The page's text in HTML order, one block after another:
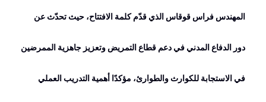
المهندس فراس قوقاس الذي قدّم كلمة الافتتاح، حيث تحدّث عن
دور الدفاع المدني في دعم قطاع التمريض وتعزيز جاهزية الممرضين
في الاستجابة للكوارث والطوارئ، مؤكدًا أهمية التدريب العملي